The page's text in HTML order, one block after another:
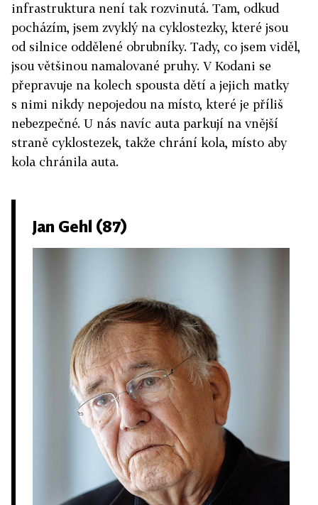
infrastruktura není tak rozvinutá. Tam, odkud
pocházím, jsem zvyklý na cyklostezky, které jsou
od silnice oddělené obrubníky. Tady, co jsem viděl,
jsou většinou namalované pruhy. V Kodani se
přepravuje na kolech spousta dětí a jejich matky
s nimi nikdy nepojedou na místo, které je příliš
nebezpečné. U nás navíc auta parkují na vnější
straně cyklostezek, takže chrání kola, místo aby
kola chránila auta.
Jan Gehl (87)